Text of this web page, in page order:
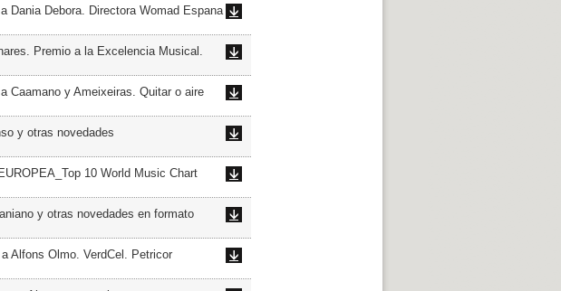
Dania Debora. Directora Womad Espana
Premio a la Excelencia Musical.
Caamano y Ameixeiras. Quitar o aire
y otras novedades
10 World Music Chart
y otras novedades en formato
Alfons Olmo. VerdCel. Petricor